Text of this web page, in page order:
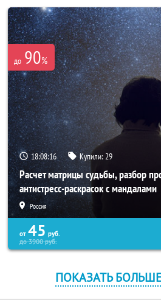
до 90%
18:08:16 Купили:29
Расчет матрицы судьбы, разбор
антистресс-раскрасок с мандалами
Россия
от 45 руб.
до3900руб.
ПОКАЗАТЬ